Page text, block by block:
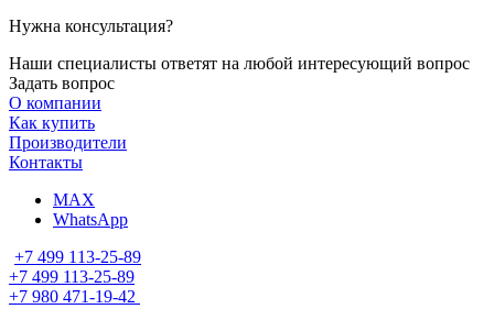
Нужна консультация?
Наши специалисты ответят на любой интересующий вопрос
Задать вопрос
О компании
Как купить
Производители
Контакты
MAX
WhatsApp
+7 499 113-25-89
+7 499 113-25-89
+7 980 471-19-42